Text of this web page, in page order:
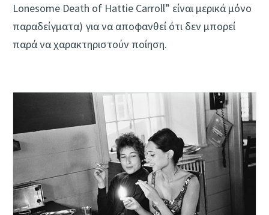
Lonesome Death of Hattie Carroll” είναι μερικά μόνο
παραδείγματα) για να αποφανθεί ότι δεν μπορεί
παρά να χαρακτηριστούν ποίηση.